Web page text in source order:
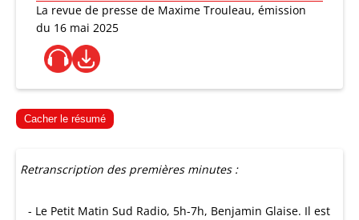
La revue de presse de Maxime Trouleau, émission
du 16 mai 2025
Cacher le résumé
Retranscription des premières minutes :
- Le Petit Matin Sud Radio, 5h-7h, Benjamin Glaise. Il est